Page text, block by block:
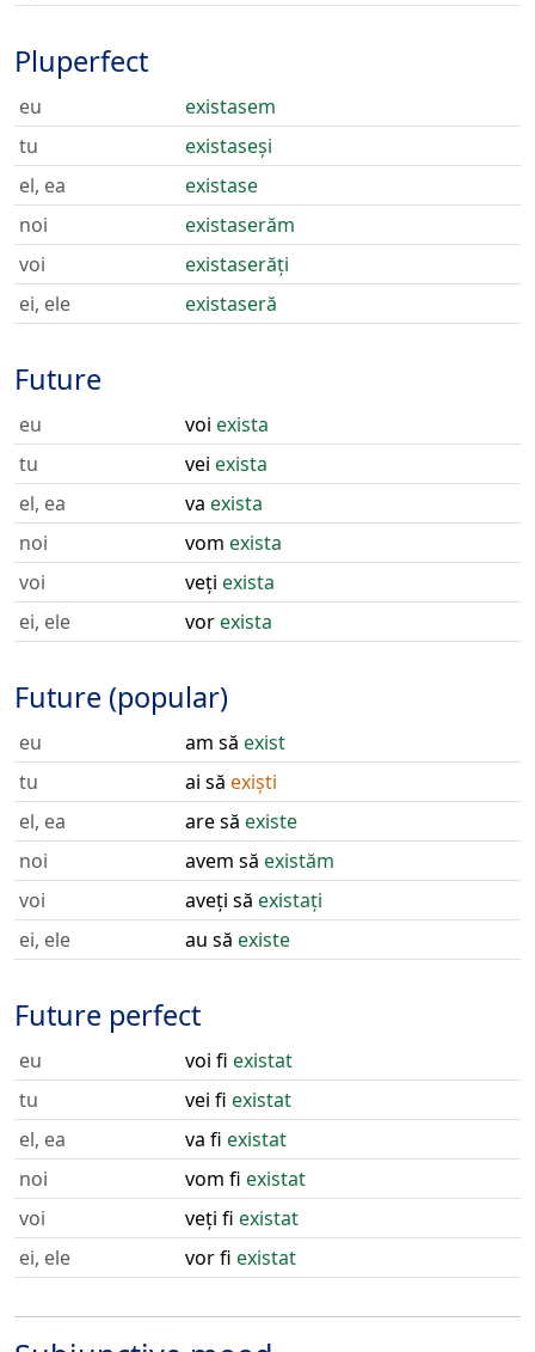
Pluperfect
eu
existasem
tu
existaseși
el, ea
existase
noi
existaserăm
voi
existaserăți
ei, ele
existaseră
Future
eu voi exista
tu
vei exista
el, ea
va exista
noi
vom exista
voi
veți exista
ei, ele
vorexista
Future (popular)
eu am să exist
tu
ai să exiști
el, ea
are să existe
noi
avem să existăm
voi
aveți să existați
ei, ele
au să existe
Future perfect
eu voi fi existat
tu
vei fi existat
el, ea
va fi existat
noi
vom fi existat
voi
veți fi existat
ei, ele
vor fi existat